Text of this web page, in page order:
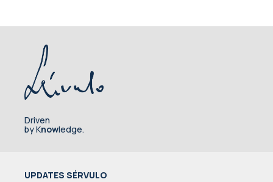
Driven
by Knowledge.
UPDATES SÉRVULO